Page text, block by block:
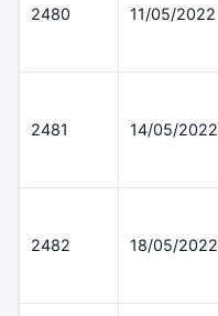
2480 11/05/2022
2481 14/05/2022
2482 18/05/2022